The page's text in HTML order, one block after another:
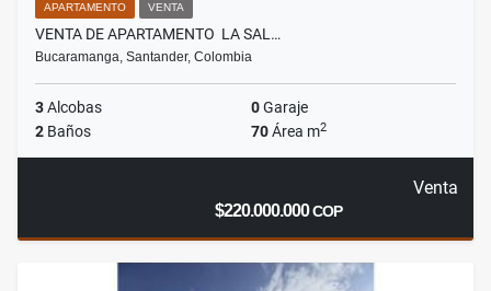
APARTAMENTO VENTA
VENTA DE APARTAMENTO LA SAL…
Bucaramanga, Santander, Colombia
3Alcobas 0Garaje
2 Baños 70Área m2
Venta
$220.000.000COP